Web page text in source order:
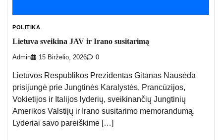
POLITIKA
Lietuva sveikina JAV ir Irano susitarimą
Admin 15 Birželio, 2026 0
Lietuvos Respublikos Prezidentas Gitanas Nausėda
prisijungė prie Jungtinės Karalystės, Prancūzijos,
Vokietijos ir Italijos lyderių, sveikinančių Jungtinių
Amerikos Valstijų ir Irano susitarimo memorandumą.
Lyderiai savo pareiškime […]